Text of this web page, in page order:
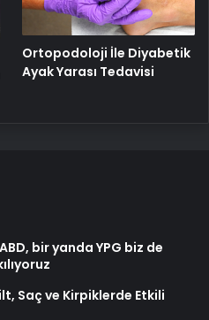
Ortopodoloji İle Diyabetik
Ayak Yarası Tedavisi
bir yanda YPG biz de
Saç ve Kirpiklerde Etkili